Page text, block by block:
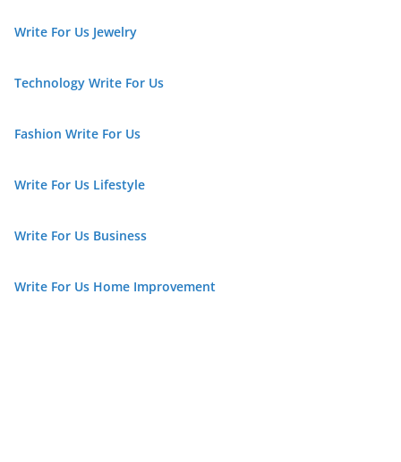
Write For Us Jewelry
Technology Write For Us
Fashion Write For Us
Write For Us Lifestyle
Write For Us Business
Write For Us Home Improvement